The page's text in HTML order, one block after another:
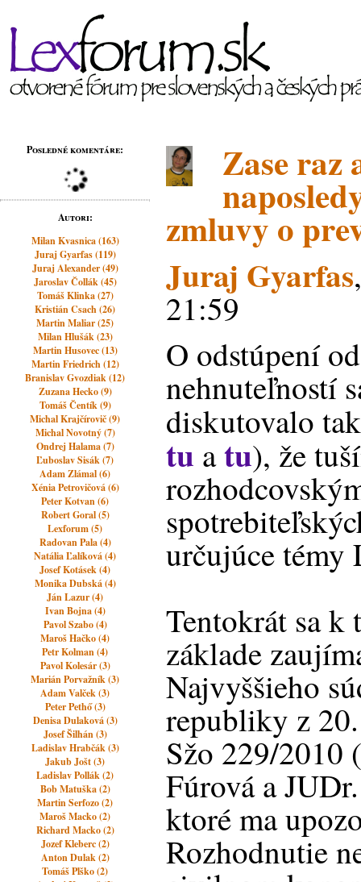
Posledné komentáre:
Autori:
Milan Kvasnica (163)
Juraj Gyarfas (119)
Juraj Alexander (49)
Jaroslav Čollák (45)
Tomáš Klinka (27)
Kristián Csach (26)
Martin Maliar (25)
Milan Hlušák (23)
Martin Husovec (13)
Martin Friedrich (12)
Branislav Gvozdiak (12)
Zuzana Hecko (9)
Tomáš Čentík (9)
Michal Krajčírovič (9)
Michal Novotný (7)
Ondrej Halama (7)
Ľuboslav Sisák (7)
Adam Zlámal (6)
Xénia Petrovičová (6)
Peter Kotvan (6)
Robert Goral (5)
Lexforum (5)
Radovan Pala (4)
Natália Ľalíková (4)
Josef Kotásek (4)
Monika Dubská (4)
Ján Lazur (4)
Ivan Bojna (4)
Pavol Szabo (4)
Maroš Hačko (4)
Petr Kolman (4)
Pavol Kolesár (3)
Marián Porvažník (3)
Adam Valček (3)
Peter Pethő (3)
Denisa Dulaková (3)
Josef Šilhán (3)
Ladislav Hrabčák (3)
Jakub Jošt (3)
Ladislav Pollák (2)
Bob Matuška (2)
Martin Serfozo (2)
Maroš Macko (2)
Richard Macko (2)
Jozef Kleberc (2)
Anton Dulak (2)
Tomáš Plško (2)
Zase raz
zmluvy o
Juraj Gyarfas
21:59
O odstúpení
nehnuteľností
diskutovalo
tu atu), že
určujúce témy
Tentokrát sa k
základe
Najvyššieho
republiky z
Sžo 229/2010
Fúrová a
ktoré ma
Rozhodnutie